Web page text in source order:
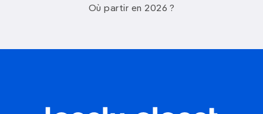
Où partir en 2026 ?